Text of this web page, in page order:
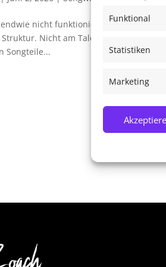
Funktional
Statistiken
Marketing
nicht funktioniert — die
Nicht am Talent. Nicht an der
Songteile...